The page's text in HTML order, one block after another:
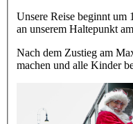
Unsere Reise beginnt um
an unserem Haltepunkt
Nach dem Zustieg am
machen und alle Kinder